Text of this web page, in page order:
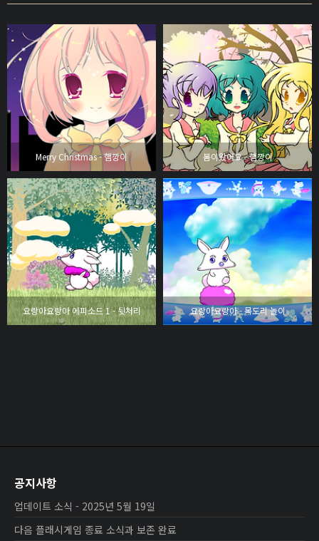
Merry Christmas - 햄깡이 봄이왔어요 - 햄깡이
요랑아요랑아 에피소드 1 - 뒷처리 요랑아요랑아 - 목도리 놀이
공지사항
업데이트 소식 - 2025년 5월 19일
다음 플래시게임 종료 소식과 보존 완료